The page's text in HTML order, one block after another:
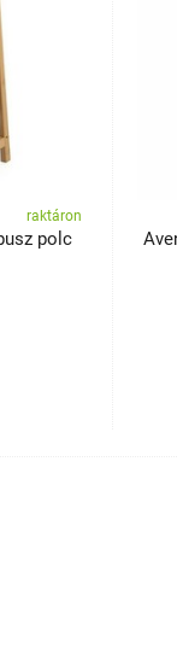
raktáron
polc